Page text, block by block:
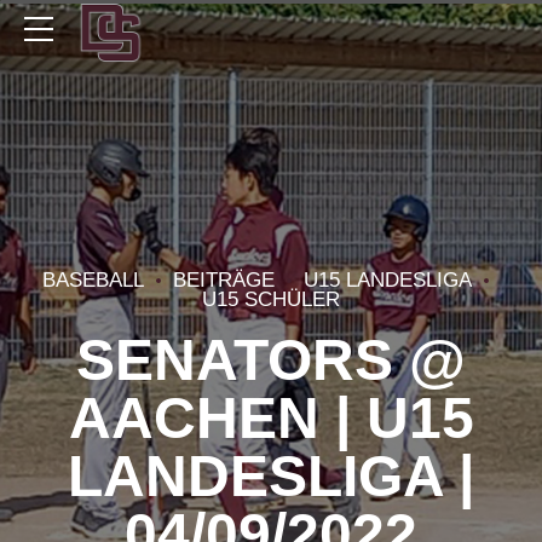
BASEBALL BEITRÄGE
U15 LANDESLIGA
U15 SCHÜLER
SENATORS @
AACHEN | U15
LANDESLIGA |